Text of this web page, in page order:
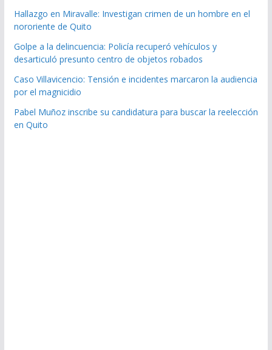
Hallazgo en Miravalle: Investigan crimen de un hombre en el
nororiente de Quito
Golpe a la delincuencia: Policía recuperó vehículos y
desarticuló presunto centro de objetos robados
Caso Villavicencio: Tensión e incidentes marcaron la audiencia
por el magnicidio
Pabel Muñoz inscribe su candidatura para buscar la reelección
en Quito